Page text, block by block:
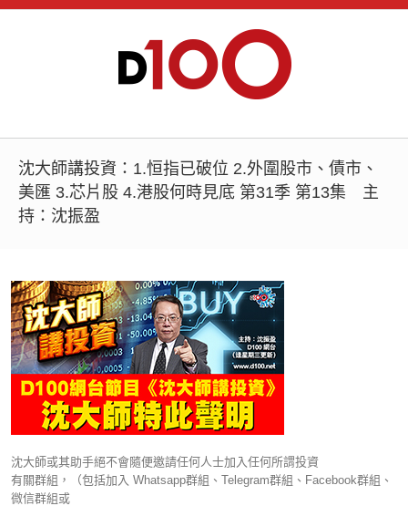
沈大師講投資：1.恒指已破位 2.外圍股市、債市、
美匯 3.芯片股 4.港股何時見底 第31季 第13集 主
持：沈振盈
沈大師或其助手絕不會隨便邀請任何人士加入任何所謂投資
有關群組，（包括加入 Whatsapp群組、Telegram群組、Facebook群組、
微信群組或